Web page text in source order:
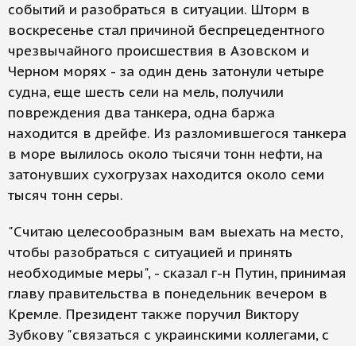
событий и разобраться в ситуации. Шторм в
воскресенье стал причиной беспрецедентного
чрезвычайного происшествия в Азовском и
Черном морях - за один день затонули четыре
судна, еще шесть сели на мель, получили
повреждения два танкера, одна баржа
находится в дрейфе. Из разломившегося танкера
в море вылилось около тысячи тонн нефти, на
затонувших сухогрузах находится около семи
тысяч тонн серы.
"Считаю целесообразным вам выехать на место,
чтобы разобраться с ситуацией и принять
необходимые меры", - сказал г-н Путин, принимая
главу правительства в понедельник вечером в
Кремле. Президент также поручил Виктору
Зубкову "связаться с украинскими коллегами, с